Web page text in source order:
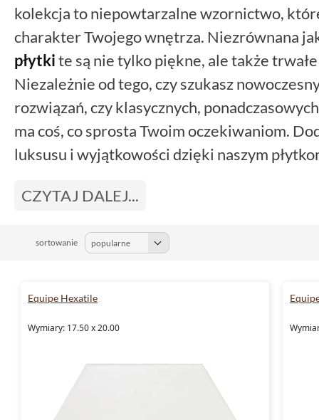
kolekcja to niepowtarzalne wzornictwo,
charakter Twojego wnętrza. Niezrównana
płytkite są nie tylko piękne, ale także
Niezależnie od tego, czy szukasz
rozwiązań, czy klasycznych,
ma coś, co sprosta Twoim oczekiwaniom.
luksusu i wyjątkowości dzięki naszym
CZYTAJ DALEJ...
sortowanie
Equipe Hexatile
Wymiary: 17.50 x 20.00